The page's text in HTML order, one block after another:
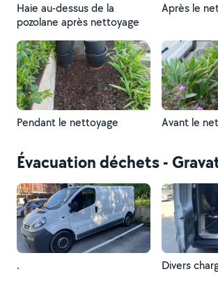
Haie au-dessus de la
pozolane après nettoyage
Après le
Pendant le nettoyage Avant le
Évacuation déchets -
. Divers